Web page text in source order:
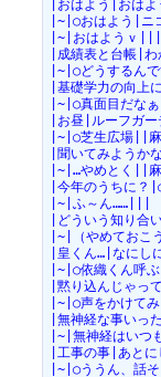
|おはよう|おは
|~|○おはよう|ニ
|~|おはようｖ|||
|成績表と台帳|
|~|○どうするん
|基礎学力の向
|~|○真面目だな
|お昼|ルーフガ
|~|○芝生広場||麻
|聞いてみようか
|~|…やめとく||麻
|今年のうちに？
|~|ふ～ん……|||
|どういう知り合
|~|（やめておこ
|皇くん…|なにし
|~|○依織くん呼
|黙り込んじゃ
|~|○声をかけて
|無神経な事いっ
|~|無神経はいつ
|工事の事|あと
|~|○ううん、話